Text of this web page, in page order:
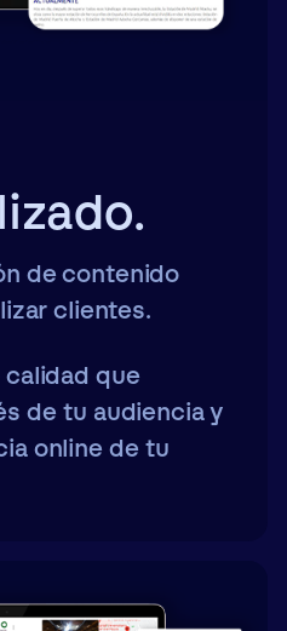
de contenido
clientes.
que
de tu audiencia y
online de tu